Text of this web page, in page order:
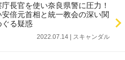
長官を使い奈良県警に圧力！
倍元首相と統一教会の深い関
ぐる疑惑
2022.07.14 | スキャンダル